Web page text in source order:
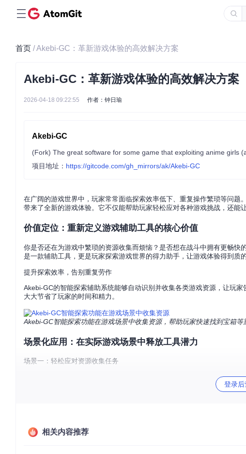
首页 / Akebi-GC：革新游戏体验的高效解决方案
Akebi-GC：革新游戏体验的高效解决方案
2026-04-18 09:22:55 作者：钟日瑜
Akebi-GC
(Fork) The great software for some game that exploiting anime girls
项目地址： https://gitcode.com/gh_mirrors/ak/Akebi-GC
在广阔的游戏世界中，玩家常常面临探索效率低下、重复操作繁琐等问
带来了全新的游戏体验。它不仅能帮助玩家轻松应对各种游戏挑战，还能
价值定位：重新定义游戏辅助工具的核心价值
你是否还在为游戏中繁琐的资源收集而烦恼？是否想在战斗中拥有更畅
是一款辅助工具，更是玩家探索游戏世界的得力助手，让游戏体验得到质的
提升探索效率，告别重复劳作
Akebi-GC的智能探索辅助系统能够自动识别并收集各类游戏资源，让玩
大大节省了玩家的时间和精力。
Akebi-GC智能探索功能在游戏场景中收集资源，帮助玩家快速找到宝箱等
场景化应用：在实际游戏场景中释放工具潜力
场景一：轻松应对资源收集任务
当玩家接到大量的资源收集任务时，Akebi-GC的智能系统会自动规划最
登录后
相关内容推荐